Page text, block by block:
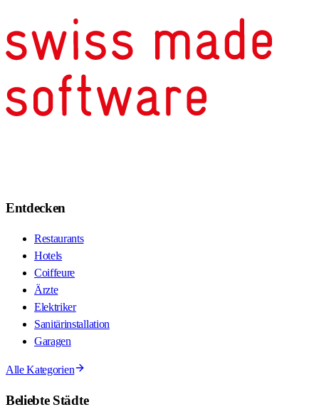
Entdecken
Restaurants
Hotels
Coiffeure
Ärzte
Elektriker
Sanitärinstallation
Garagen
Alle Kategorien
Beliebte Städte